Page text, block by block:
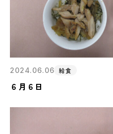
2024.06.06 給食
６月６日